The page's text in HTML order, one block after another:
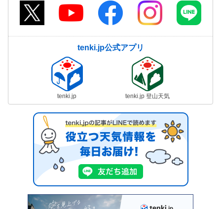
tenki.jp公式アプリ
tenki.jp tenki.jp 登山天気